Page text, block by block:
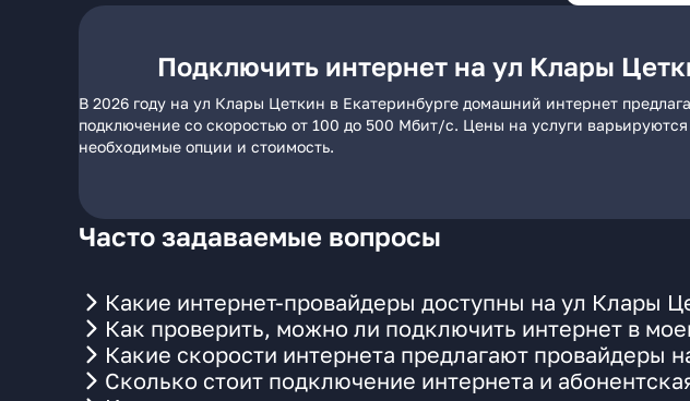
Подключить интернет на ул Клары
В 2026 году на ул Клары Цеткин в Екатеринбурге домашний интернет
подключение со скоростью от 100 до 500 Мбит/с. Цены на услуги
необходимые опции и стоимость.
Часто задаваемые вопросы
Какие интернет-провайдеры доступны на ул Клары
Как проверить, можно ли подключить интернет в
Какие скорости интернета предлагают провайдеры
Сколько стоит подключение интернета и